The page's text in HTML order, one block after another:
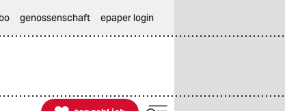
genossenschaft epaper login